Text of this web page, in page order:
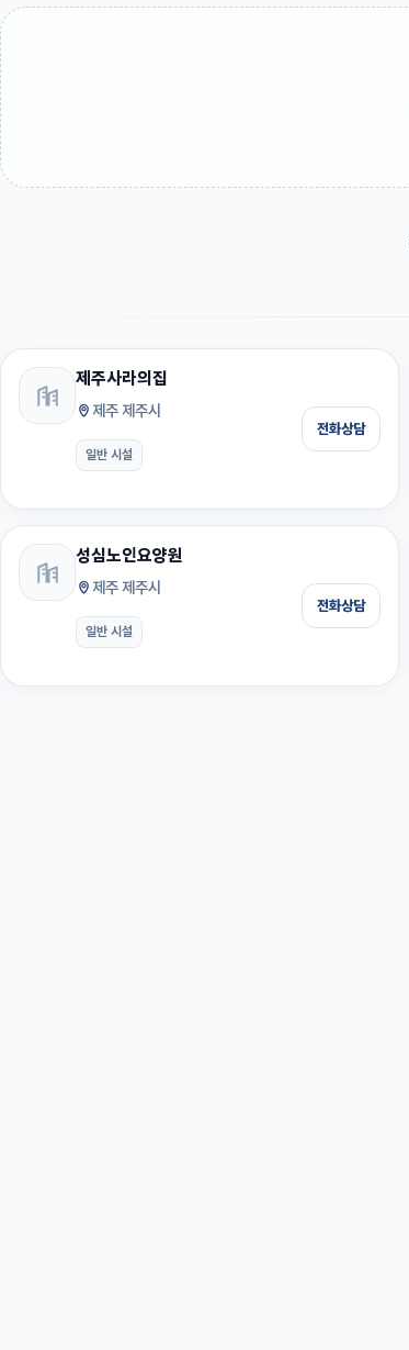
제주사라의집
제주 제주시
일반 시설
전화상담
성심노인요양원
제주 제주시
일반 시설
전화상담